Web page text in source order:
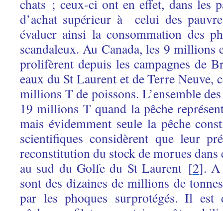
chats ; ceux-ci ont en effet, dans les
d’achat supérieur à celui des
évaluer ainsi la consommation des
scandaleux. Au Canada, les 9 millions
prolifèrent depuis les campagnes de
eaux du St Laurent et de Terre Neuve,
millions T de poissons. L’ensemble
19 millions T quand la pêche
mais évidemment seule la pêche
scientifiques considèrent que leur
reconstitution du stock de morues dans
au sud du Golfe du St Laurent [2]. A
sont des dizaines de millions de
par les phoques surprotégés. Il est